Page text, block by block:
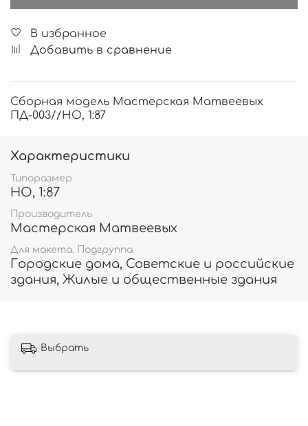
В избранное
Добавить в сравнение
Сборная модель Мастерская Матвеевых
ПД-003//HO, 1:87
Характеристики
Типоразмер
HO, 1:87
Производитель
Мастерская Матвеевых
Для макета. Подгруппа
Городские дома, Советские и российские
здания, Жилые и общественные здания
Выбрать